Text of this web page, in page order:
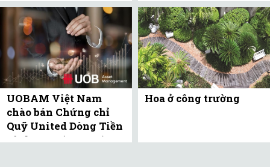
UOBAM Việt Nam
chào bán Chứng chỉ
Quỹ United Dòng Tiền
Linh Hoạt (UMMF) ra
Hoa ở công trường